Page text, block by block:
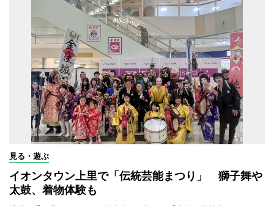
見る・遊ぶ
イオンタウン上里で「伝統芸能まつり」 獅子舞や
太鼓、着物体験も